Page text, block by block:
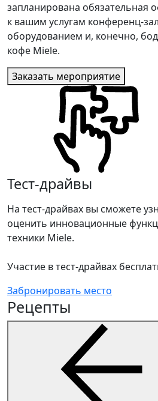
запланирована обязательная
к вашим услугам конференц-
оборудованием и, конечно,
кофе Miele.
Заказать мероприятие
Тест-драйвы
На тест-драйвах вы сможете
оценить инновационные
техники Miele.
Участие в тест-драйвах
Забронировать место
Рецепты